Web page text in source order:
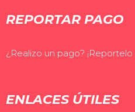
REPORTAR PAGO
¿Realizo un pago? ¡Reportelo
ENLACES ÚTILES